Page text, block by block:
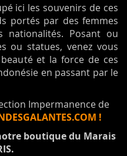
ici les souvenirs de ces
portés par des femmes
Posant ou
ou statues, venez vous
et la force de ces
en passant par le
Impermanence de
!
boutique du Marais